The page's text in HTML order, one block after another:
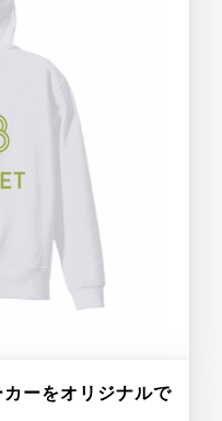
ーをオリジナルで